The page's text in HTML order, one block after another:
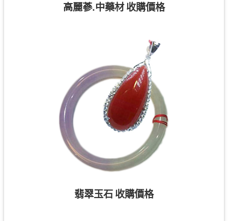
高麗蔘.中藥材 收購價格
翡翠玉石 收購價格